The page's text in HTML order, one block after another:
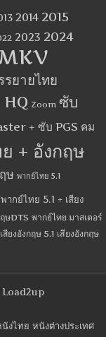
2014 2015
2023 2024
รยายไทย
Zoom ซับ
+ ซับ PGS คม
+ อังกฤษ
ษ พากย์ไทย 5.1
พากย์ไทย 5.1 + เสียง
ษDTS พากย์ไทย มาสเตอร์
สียงอังกฤษ 5.1 เสียงอังกฤษ
Load2up
งไทย หนังต่างประเทศ